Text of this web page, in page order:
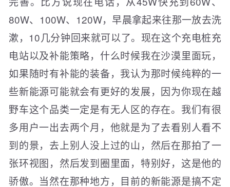
80W、100W、120W，早晨拿起来往那一放去洗
漱，10几分钟回来就可以了。现在这个充电桩充
电站以及补能策略，什么时候我在沙漠里面玩，
如果随时有补能的装备，我认为那时候纯粹的一
些新能源可能就会有更好的发展，因为你现在越
野车这个品类一定是有无人区的存在。我们有很
多用户一出去两个月，他就是为了去看别人看不
到的景，去上别人没上过的山，然后在那拍了一
张环视图，然后发到圈里面，特别好，这是他的
骄傲。当然在那种地方，目前的新能源是搞不定